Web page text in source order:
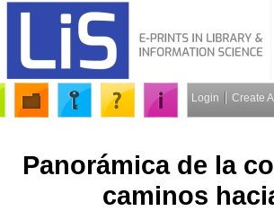
Login Create
Panorámica de la
caminos